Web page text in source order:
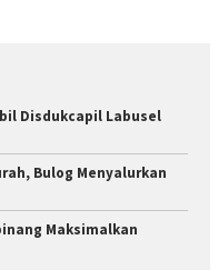
Disdukcapil Labusel
Bulog Menyalurkan
Maksimalkan